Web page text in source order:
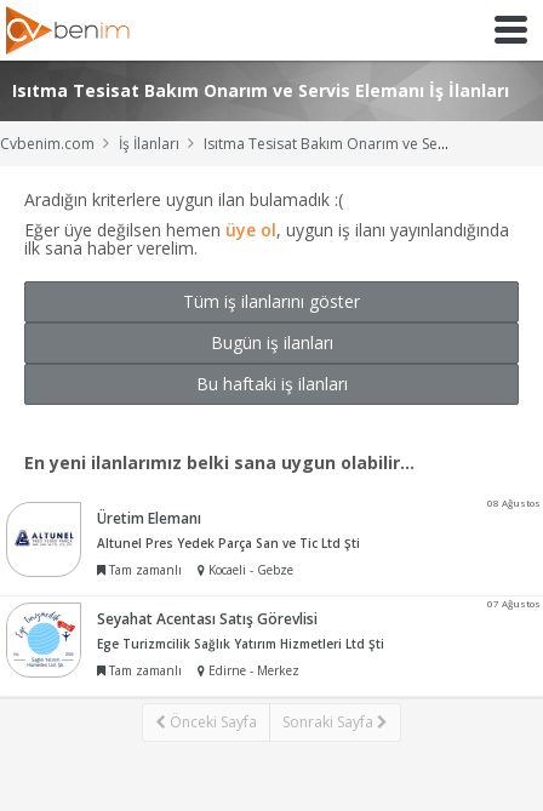
Isıtma Tesisat Bakım Onarım ve Servis Elemanı İş İlanları
Cvbenim.com İş İlanları Isıtma Tesisat Bakım Onarım ve Servis Elemanı İş İlanları
Aradığın kriterlere uygun ilan bulamadık :(
Eğer üye değilsen hemen üye ol, uygun iş ilanı yayınlandığında
ilk sana haber verelim.
Tüm iş ilanlarını göster
Bugün iş ilanları
Bu haftaki iş ilanları
En yeni ilanlarımız belki sana uygun olabilir...
08 Ağustos
Üretim Elemanı
Altunel Pres Yedek Parça San ve Tic Ltd Şti
Tam zamanlı
Kocaeli - Gebze
07 Ağustos
Seyahat Acentası Satış Görevlisi
Ege Turizmcilik Sağlık Yatırım Hizmetleri Ltd Şti
Tam zamanlı
Edirne - Merkez
Önceki Sayfa Sonraki Sayfa